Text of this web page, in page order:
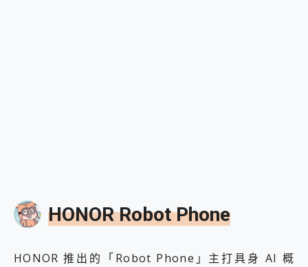
HONOR Robot Phone
HONOR 推出的「Robot Phone」主打具身 AI 概